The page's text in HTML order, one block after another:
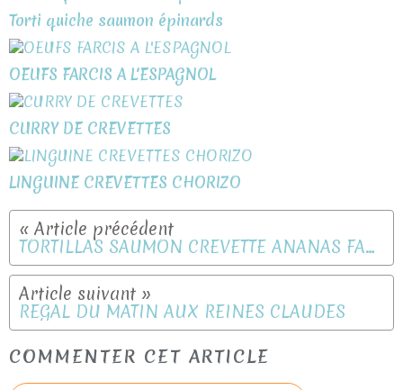
Torti quiche saumon épinards
OEUFS FARCIS A L'ESPAGNOL
CURRY DE CREVETTES
LINGUINE CREVETTES CHORIZO
TORTILLAS SAUMON CREVETTE ANANAS FACON PIZZA
REGAL DU MATIN AUX REINES CLAUDES
COMMENTER CET ARTICLE